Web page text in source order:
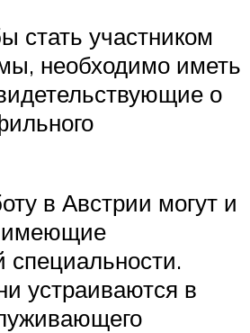
стать участником
необходимо иметь
о
в Австрии могут и
имеющие
специальности.
устраиваются в